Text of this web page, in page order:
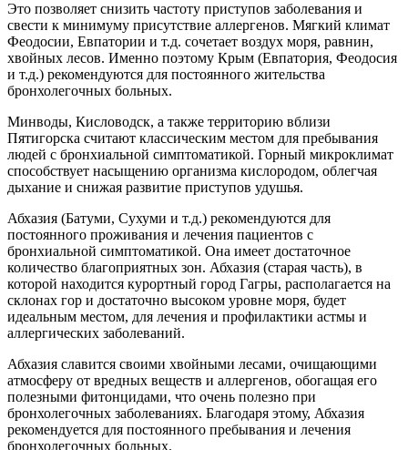
Это позволяет снизить частоту приступов заболевания и
свести к минимуму присутствие аллергенов. Мягкий климат
Феодосии, Евпатории и т.д. сочетает воздух моря, равнин,
хвойных лесов. Именно поэтому Крым (Евпатория, Феодосия
и т.д.) рекомендуются для постоянного жительства
бронхолегочных больных.
Минводы, Кисловодск, а также территорию вблизи
Пятигорска считают классическим местом для пребывания
людей с бронхиальной симптоматикой. Горный микроклимат
способствует насыщению организма кислородом, облегчая
дыхание и снижая развитие приступов удушья.
Абхазия (Батуми, Сухуми и т.д.) рекомендуются для
постоянного проживания и лечения пациентов с
бронхиальной симптоматикой. Она имеет достаточное
количество благоприятных зон. Абхазия (старая часть), в
которой находится курортный город Гагры, располагается на
склонах гор и достаточно высоком уровне моря, будет
идеальным местом, для лечения и профилактики астмы и
аллергических заболеваний.
Абхазия славится своими хвойными лесами, очищающими
атмосферу от вредных веществ и аллергенов, обогащая его
полезными фитонцидами, что очень полезно при
бронхолегочных заболеваниях. Благодаря этому, Абхазия
рекомендуется для постоянного пребывания и лечения
бронхолегочных больных.